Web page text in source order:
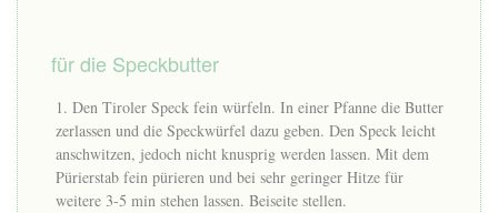
für die Speckbutter
Den Tiroler Speck fein würfeln. In einer Pfanne die Butter
zerlassen und die Speckwürfel dazu geben. Den Speck leicht
anschwitzen, jedoch nicht knusprig werden lassen. Mit dem
Pürierstab fein pürieren und bei sehr geringer Hitze für
weitere 3-5 min stehen lassen. Beiseite stellen.